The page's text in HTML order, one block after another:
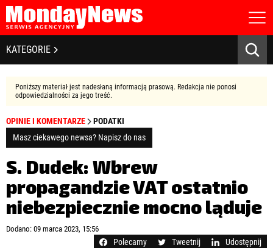
STRONA GŁÓWNA
O NAS
POLITYKA PRYWATNOŚCI
LICENCJA
KONTAKT
Zapamiętaj mnie
Zapomniałeś hasła?
zaloguj się
KATEGORIE
BIZNES I GOSPODARKA
SPOŁECZEŃSTWO
EDUKACJA
MEDIA
ZDROWIE I URODA
Poniższy materiał jest nadesłaną informacją prasową. Redakcja nie ponosi
odpowiedzialności za jego treść.
OPINIE I KOMENTARZE
PODATKI
Masz ciekawego newsa? Napisz do nas
S. Dudek: Wbrew
propagandzie VAT ostatnio
niebezpiecznie mocno ląduje
Dodano: 09 marca 2023, 15:56
Polecamy Tweetnij Udostępnij